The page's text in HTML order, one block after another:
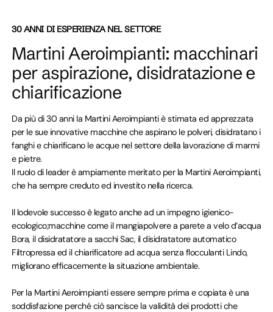
30 ANNI DI ESPERIENZA NEL SETTORE
Martini Aeroimpianti: macchinari
per aspirazione, disidratazione e
chiarificazione
Da più di 30 anni la Martini Aeroimpianti è stimata ed apprezzata
per le sue innovative macchine che aspirano le polveri, disidratano i
fanghi e chiarificano le acque nel settore della lavorazione di marmi
e pietre.
Il ruolo di leader è ampiamente meritato per la Martini Aeroimpianti,
che ha sempre creduto ed investito nella ricerca.
Il lodevole successo è legato anche ad un impegno igienico-
ecologico;macchine come il mangiapolvere a parete a velo d’acqua
Bora, il disidratatore a sacchi Sac, il disidratatore automatico
Filtropressa ed il chiarificatore ad acqua senza flocculanti Lindo,
migliorano efficacemente la situazione ambientale.
Per la Martini Aeroimpianti essere sempre prima e copiata è una
soddisfazione perché ciò sancisce la validità dei prodotti che